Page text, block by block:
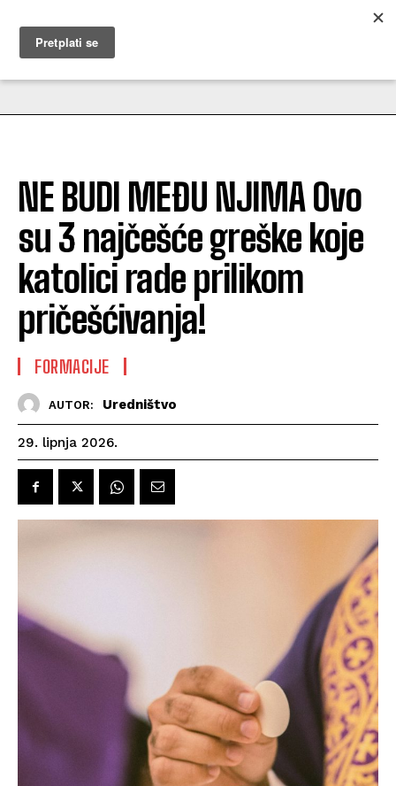
MUŽEVNI BUDITE
NE BUDI MEĐU NJIMA Ovo
su 3 najčešće greške koje
katolici rade prilikom
pričešćivanja!
FORMACIJE
AUTOR: Uredništvo
29. lipnja 2026.